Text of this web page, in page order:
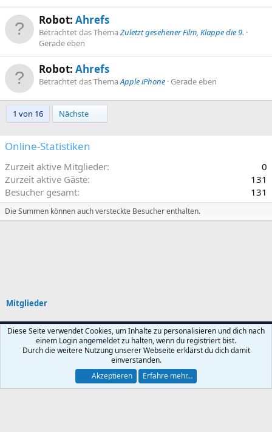
Robot: Ahrefs
Betrachtet das ThemaZuletzt gesehener Film, Klappe die 9.
Gerade eben
Robot: Ahrefs
Betrachtet das ThemaApple iPhone Gerade eben
1 von 16 Nächste
Online-Statistiken
Zurzeit aktive Mitglieder
0
Zurzeit aktive Gäste
131
Besucher gesamt
131
Die Summen können auch versteckte Besucher enthalten.
Mitglieder
Nutzungsbedingungen Datenschutz Hilfe und Impressum Start
Community platform by XenForo® © 2010-2025 XenForo Ltd.
Diese Seite verwendet Cookies, um Inhalte zu personalisieren und dich nach
einem Login angemeldet zu halten, wenn du registriert bist.
Durch die weitere Nutzung unserer Webseite erklärst du dich damit
einverstanden.
Akzeptieren
Erfahre mehr…